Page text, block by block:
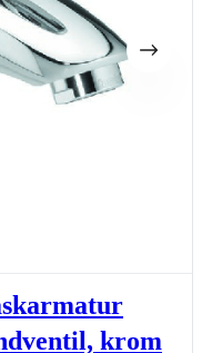
krom